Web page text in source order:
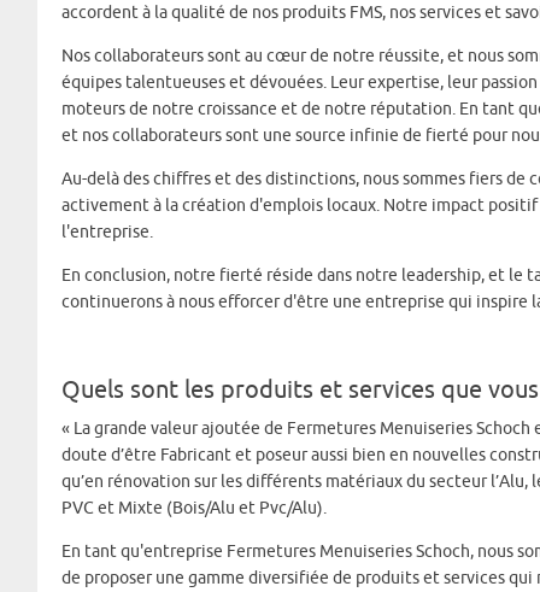
accordent à la qualité de nos produits FMS, nos services et
Nos collaborateurs sont au cœur de notre réussite, et nous
équipes talentueuses et dévouées. Leur expertise, leur
moteurs de notre croissance et de notre réputation. En tant
et nos collaborateurs sont une source infinie de fierté pour
Au-delà des chiffres et des distinctions, nous sommes fiers
activement à la création d'emplois locaux. Notre impact
l'entreprise.
En conclusion, notre fierté réside dans notre leadership, et
continuerons à nous efforcer d'être une entreprise qui inspire
Quels sont les produits et services que
« La grande valeur ajoutée de Fermetures Menuiseries Schoch
doute d’être Fabricant et poseur aussi bien en nouvelles
qu’en rénovation sur les différents matériaux du secteur l’Alu,
PVC et Mixte (Bois/Alu et Pvc/Alu).
En tant qu'entreprise Fermetures Menuiseries Schoch, nous
de proposer une gamme diversifiée de produits et services qui